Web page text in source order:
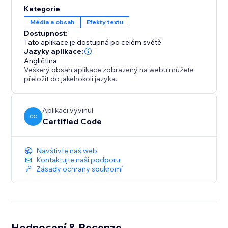
Kategorie
Média a obsah Efekty textu
Dostupnost:
Tato aplikace je dostupná po celém světě.
Jazyky aplikace:
Angličtina
Veškerý obsah aplikace zobrazený na webu můžete
přeložit do jakéhokoli jazyka.
CC
Aplikaci vyvinul
Certified Code
Navštivte náš web
Kontaktujte naši podporu
Zásady ochrany soukromí